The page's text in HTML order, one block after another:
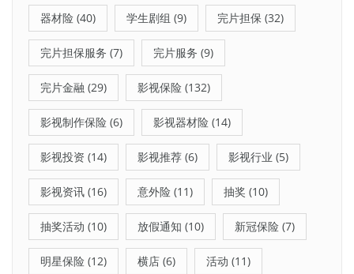
器材险 (40) 学生剧组 (9) 完片担保 (32)
完片担保服务 (7) 完片服务 (9)
完片金融 (29) 影视保险 (132)
影视制作保险 (6) 影视器材险 (14)
影视投资 (14) 影视推荐 (6) 影视行业 (5)
影视资讯 (16) 意外险 (11) 抽奖 (10)
抽奖活动 (10) 放假通知 (10) 新冠保险 (7)
明星保险 (12) 横店 (6) 活动 (11)